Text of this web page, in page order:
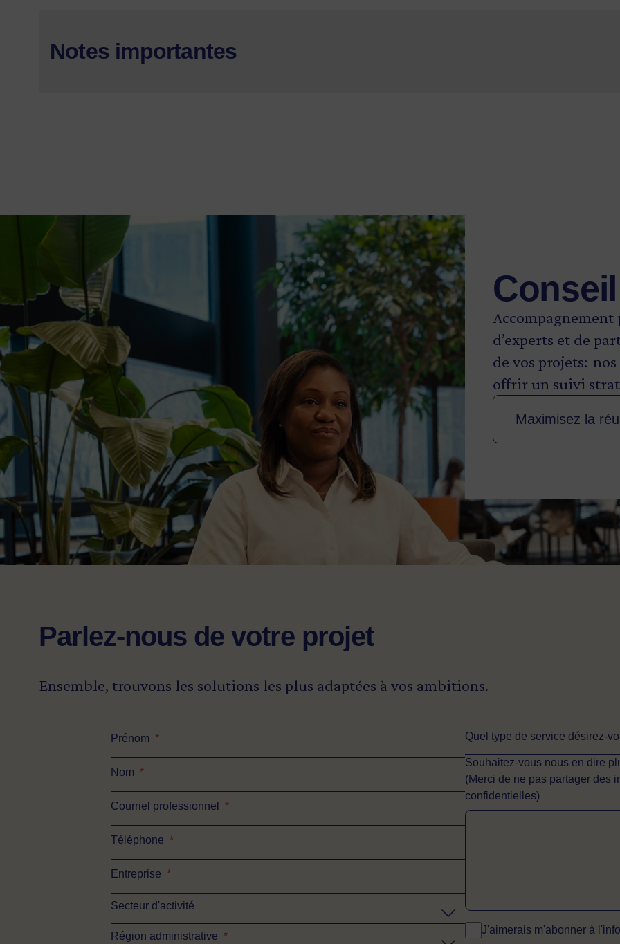
Notes importantes
Accompagnement
d’experts et de
de vos projets:
offrir un suivi
Maximisez la
Parlez-nous de votre projet
Ensemble, trouvons les solutions les plus adaptées à vos ambitions.
Prénom *
Nom *
Courriel professionnel *
Téléphone *
Entreprise *
Secteur d'activité
Région administrative *
Quel type de service désirez-
Souhaitez-vous nous en dire
(Merci de ne pas partager des
confidentielles)
J'aimerais m'abonner à